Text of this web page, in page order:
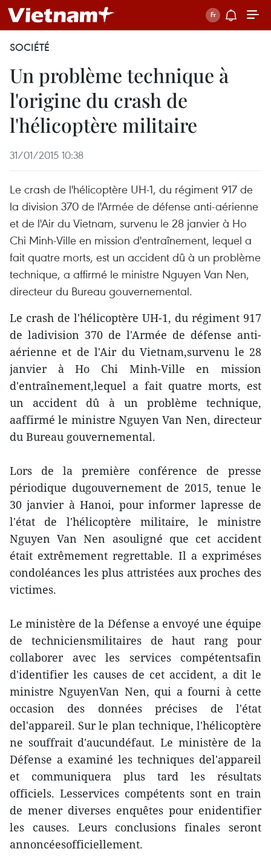
SOCIÉTÉ
Un problème technique à
l'origine du crash de
l'hélicoptère militaire
31/01/2015 10:38
Le crash de l'hélicoptère UH-1, du régiment 917 de
la division 370 de l'Armée de défense anti-aérienne
et de l'Air du Vietnam, survenu le 28 janvier à Ho
Chi Minh-Ville en mission d'entraînement, lequel a
fait quatre morts, est un accident dû à un problème
technique, a affirmé le ministre Nguyen Van Nen,
directeur du Bureau gouvernemental.
Le crash de l'hélicoptère UH-1, du régiment 917
de ladivision 370 de l'Armée de défense anti-
aérienne et de l'Air du Vietnam,survenu le 28
janvier à Ho Chi Minh-Ville en mission
d'entraînement,lequel a fait quatre morts, est
un accident dû à un problème technique,
aaffirmé le ministre Nguyen Van Nen, directeur
du Bureau gouvernemental.
Lors de la première conférence de presse
périodique dugouvernement de 2015, tenue le
30 janvier à Hanoi, pour informer lapresse de
l'état de l'hélicoptère militaire, le ministre
Nguyen Van Nen asouligné que cet accident
était extrêmement regrettable. Il a expriméses
condoléances les plus attristées aux proches des
victimes.
Le ministère de la Défense a envoyé une équipe
de techniciensmilitaires de haut rang pour
collaborer avec les services compétentsafin
d'identifier les causes de cet accident, a dit le
ministre NguyenVan Nen, qui a fourni à cette
occasion des données précises de l'état
del'appareil. Sur le plan technique, l'hélicoptère
ne souffrait d'aucundéfaut. Le ministère de la
Défense a examiné les techniques del'appareil
et communiquera plus tard les résultats
officiels. Lesservices compétents sont en train
de mener diverses enquêtes pour enidentifier
les causes. Leurs conclusions finales seront
annoncéesofficiellement.